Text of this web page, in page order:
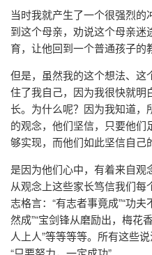
当时我就产生了一个很强烈
到这个母亲，劝说这个母亲
育，让他回到一个普通孩子的
但是，虽然我的这个想法、这
住了我自己，因为我很快就明
长。为什么呢？因为我知道
的观念，他们坚信，只要他
够实现，而他们如此坚信自己
是因为他们心中，有着来自观
从观念上这些家长笃信我们
志格言：“有志者事竟成”“功
然成”“宝剑锋从磨励出，梅花
人上人”等等等等。所有这些